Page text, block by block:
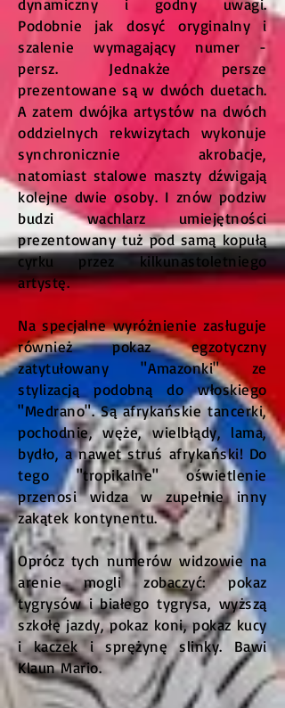
dynamiczny i godny uwagi.
Podobnie jak dosyć oryginalny i
szalenie wymagający numer -
persz. Jednakże persze
prezentowane są w dwóch duetach.
A zatem dwójka artystów na dwóch
oddzielnych rekwizytach wykonuje
synchronicznie akrobacje,
natomiast stalowe maszty dźwigają
kolejne dwie osoby. I znów podziw
budzi wachlarz umiejętności
prezentowany tuż pod samą kopułą
cyrku przez kilkunastoletniego
artystę.
Na specjalne wyróżnienie zasługuje
również pokaz egzotyczny
zatytułowany "Amazonki" ze
stylizacją podobną do włoskiego
"Medrano". Są afrykańskie tancerki,
pochodnie, węże, wielbłądy, lama,
bydło, a nawet struś afrykański! Do
tego "tropikalne" oświetlenie
przenosi widza w zupełnie inny
zakątek kontynentu.
Oprócz tych numerów widzowie na
arenie mogli zobaczyć: pokaz
tygrysów i białego tygrysa, wyższą
szkołę jazdy, pokaz koni, pokaz kucy
i kaczek i sprężynę slinky. Bawi
Klaun Mario.